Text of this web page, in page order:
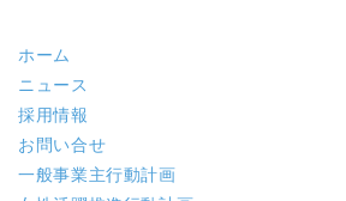
ホーム
ニュース
採用情報
お問い合せ
一般事業主行動計画